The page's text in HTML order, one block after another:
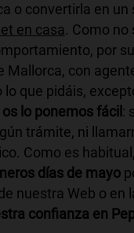
o convertirla en
en casa. Como
por
Mallorca, con
lo que pidáis,
os lo ponemos fácil :
trámite, ni
Como es
días de mayo
nuestra Web o en
confianza en